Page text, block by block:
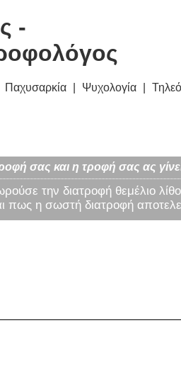
-
Παχυσαρκία Ψυχολογία
σας και η τροφή σας ας
την διατροφή θεμέλιο
πως η σωστή διατροφή